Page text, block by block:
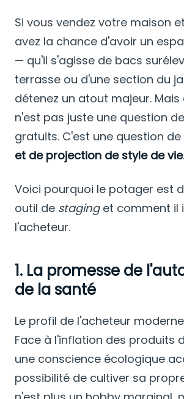
Si vous vendez votre maison
avez la chance d'avoir un
— qu'il s'agisse de bacs
terrasse ou d'une section du
détenez un atout majeur.
n'est pas juste une question
gratuits. C'est une question de
et de projection de style de vie.
Voici pourquoi le potager est
outil de staginget comment il
l'acheteur.
1. La promesse de
de la santé
Le profil de l'acheteur
Face à l'inflation des produits
une conscience écologique
possibilité de cultiver sa